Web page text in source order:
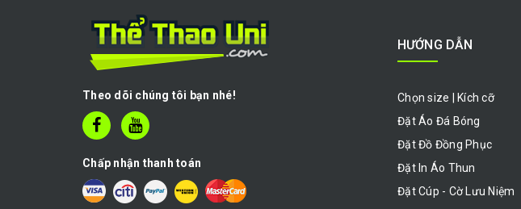
Theo dõi chúng tôi bạn nhé!
Chấp nhận thanh toán
HƯỚNG DẪN
Chọn size | Kích cỡ
Đặt Áo Đá Bóng
Đặt Đồ Đồng Phục
Đặt In Áo Thun
Đặt Cúp - Cờ Lưu Niệm